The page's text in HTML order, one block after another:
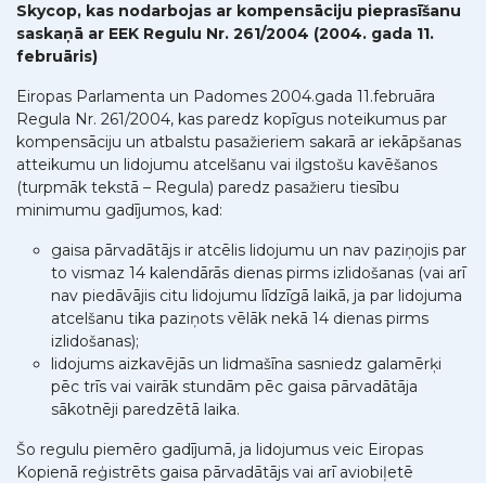
Skycop, kas nodarbojas ar kompensāciju pieprasīšanu
saskaņā ar EEK Regulu Nr. 261/2004 (2004. gada 11.
februāris)
Eiropas Parlamenta un Padomes 2004.gada 11.februāra
Regula Nr. 261/2004, kas paredz kopīgus noteikumus par
kompensāciju un atbalstu pasažieriem sakarā ar iekāpšanas
atteikumu un lidojumu atcelšanu vai ilgstošu kavēšanos
(turpmāk tekstā – Regula) paredz pasažieru tiesību
minimumu gadījumos, kad:
gaisa pārvadātājs ir atcēlis lidojumu un nav paziņojis par
to vismaz 14 kalendārās dienas pirms izlidošanas (vai arī
nav piedāvājis citu lidojumu līdzīgā laikā, ja par lidojuma
atcelšanu tika paziņots vēlāk nekā 14 dienas pirms
izlidošanas);
lidojums aizkavējās un lidmašīna sasniedz galamērķi
pēc trīs vai vairāk stundām pēc gaisa pārvadātāja
sākotnēji paredzētā laika.
Šo regulu piemēro gadījumā, ja lidojumus veic Eiropas
Kopienā reģistrēts gaisa pārvadātājs vai arī aviobiļetē